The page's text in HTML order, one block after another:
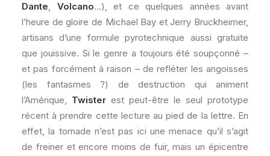
Dante, Volcano…), et ce quelques années avant
l’heure de gloire de Michael Bay et Jerry Bruckheimer,
artisans d’une formule pyrotechnique aussi gratuite
que jouissive. Si le genre a toujours été soupçonné –
et pas forcément à raison – de refléter les angoisses
(les fantasmes ?) de destruction qui animent
l’Amérique, Twister est peut-être le seul prototype
récent à prendre cette lecture au pied de la lettre. En
effet, la tornade n’est pas ici une menace qu’il s’agit
de freiner et encore moins de fuir, mais un épicentre